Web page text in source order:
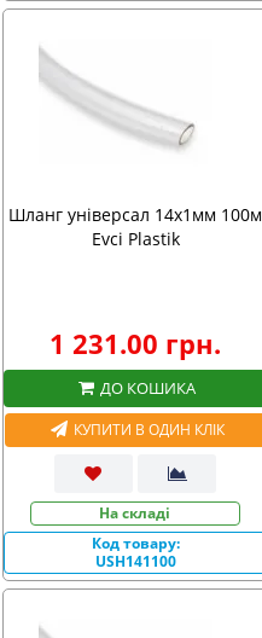
Шланг універсал 14х1мм 100м
Evci Plastik
1 231.00 грн.
ДО КОШИКА
КУПИТИ В ОДИН КЛІК
На складі
Код товару:
USH141100